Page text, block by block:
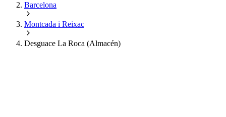
Barcelona
Montcada i Reixac
Desguace La Roca (Almacén)